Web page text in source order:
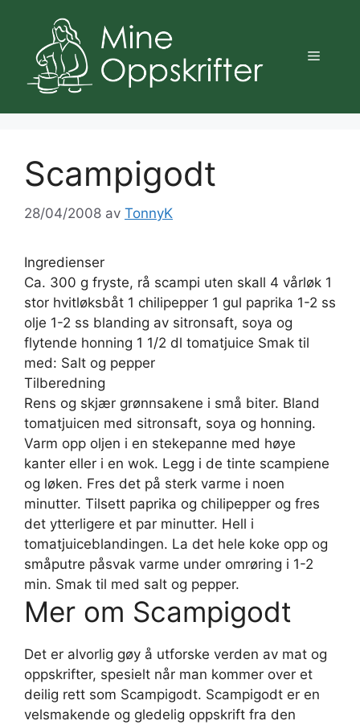
innhold
Meny
Scampigodt
28/04/2008 av TonnyK
Ingredienser
Ca. 300 g fryste, rå scampi uten skall 4 vårløk 1
stor hvitløksbåt 1 chilipepper 1 gul paprika 1-2 ss
olje 1-2 ss blanding av sitronsaft, soya og
flytende honning 1 1/2 dl tomatjuice Smak til
med: Salt og pepper
Tilberedning
Rens og skjær grønnsakene i små biter. Bland
tomatjuicen med sitronsaft, soya og honning.
Varm opp oljen i en stekepanne med høye
kanter eller i en wok. Legg i de tinte scampiene
og løken. Fres det på sterk varme i noen
minutter. Tilsett paprika og chilipepper og fres
det ytterligere et par minutter. Hell i
tomatjuiceblandingen. La det hele koke opp og
småputre påsvak varme under omrøring i 1-2
min. Smak til med salt og pepper.
Mer om Scampigodt
Det er alvorlig gøy å utforske verden av mat og
oppskrifter, spesielt når man kommer over et
deilig rett som Scampigodt. Scampigodt er en
velsmakende og gledelig oppskrift fra den